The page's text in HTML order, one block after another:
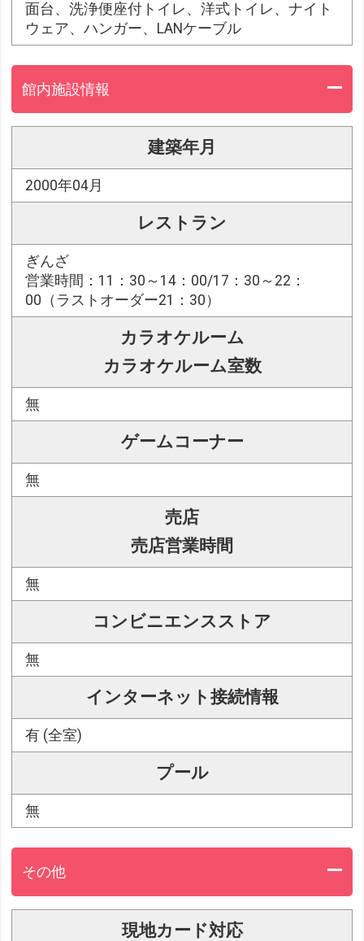
面台、洗浄便座付トイレ、洋式トイレ、ナイト
ウェア、ハンガー、LANケーブル
館内施設情報
建築年月
2000年04月
レストラン
ぎんざ
営業時間：11：30～14：00/17：30～22：
00（ラストオーダー21：30）
カラオケルーム
カラオケルーム室数
無
ゲームコーナー
無
売店
売店営業時間
無
コンビニエンスストア
無
インターネット接続情報
有 (全室)
プール
無
その他
現地カード対応